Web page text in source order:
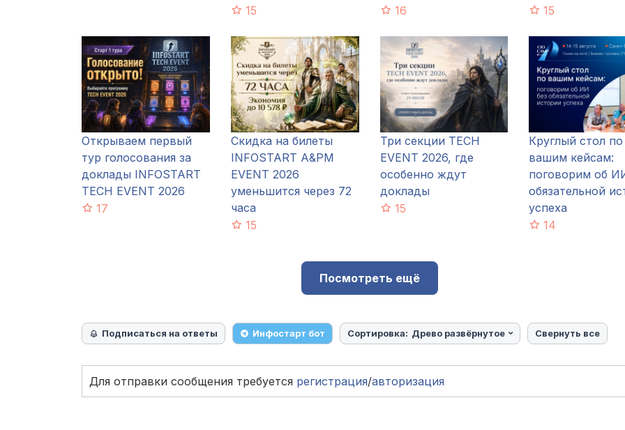
15
16
15
Открываем первый
тур голосования за
доклады INFOSTART
TECH EVENT 2026
17
Скидка на билеты
INFOSTART A&PM
EVENT 2026
уменьшится через 72
часа
15
Три секции TECH
EVENT 2026, где
особенно ждут
доклады
15
Круглый стол по
вашим кейсам:
поговорим об
обязательной
успеха
14
Посмотреть ещё
Подписаться на ответы Инфостарт бот Сортировка: Древо развёрнутое Свернуть все
Для отправки сообщения требуется регистрация/авторизация